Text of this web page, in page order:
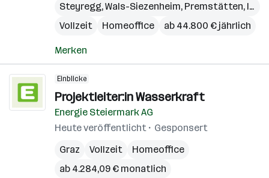
Steyregg,Wals-Siezenheim, Premstätten, Innsbruck
Vollzeit
Homeoffice ab 44.800 € jährlich
Merken
Einblicke
Projektleiter:in Wasserkraft
Energie Steiermark AG
Heute veröffentlicht
Gesponsert
Graz
Vollzeit
Homeoffice
ab 4.284,09 € monatlich